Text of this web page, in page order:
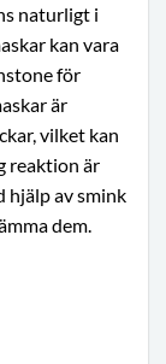
naturligt i
kan vara
för
är
vilket kan
reaktion är
hjälp av smink
dem.